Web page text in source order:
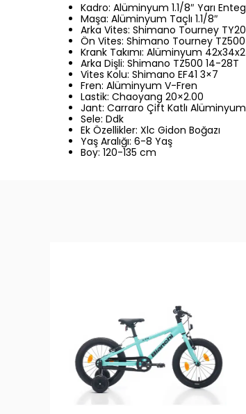
Kadro: Alüminyum 1.1/8″ Yarı
Maşa: Alüminyum Taçlı 1.1/8″
Arka Vites: Shimano Tourney
Ön Vites: Shimano Tourney TZ500
Krank Takımı: Alüminyum
Arka Dişli: Shimano TZ500 14-28T
Vites Kolu: Shimano EF41 3×7
Fren: Alüminyum V-Fren
Lastik: Chaoyang 20×2.00
Jant: Carraro Çift Katlı Alüminyum
Sele: Ddk
Ek Özellikler: Xlc Gidon Boğazı
Yaş Aralığı: 6-8 Yaş
Boy: 120-135 cm